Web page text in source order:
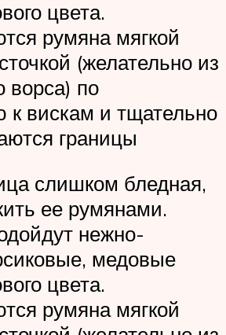
цвета.
румяна мягкой
(желательно из
ворса) по
к вискам и тщательно
границы
слишком бледная,
ее румянами.
нежно-
медовые
цвета.
румяна мягкой